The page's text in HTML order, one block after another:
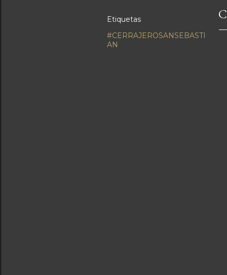
Etiquetas
#CERRAJEROSANSEBASTI
AN